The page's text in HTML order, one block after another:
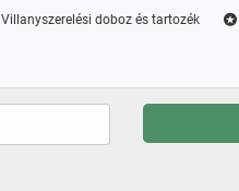
Villanyszerelési doboz és tartozék